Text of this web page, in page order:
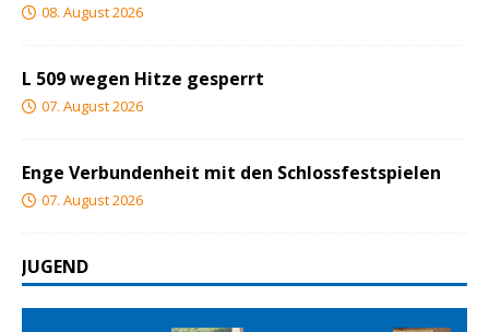
08. August 2026
L 509 wegen Hitze gesperrt
07. August 2026
Enge Verbundenheit mit den Schlossfestspielen
07. August 2026
JUGEND